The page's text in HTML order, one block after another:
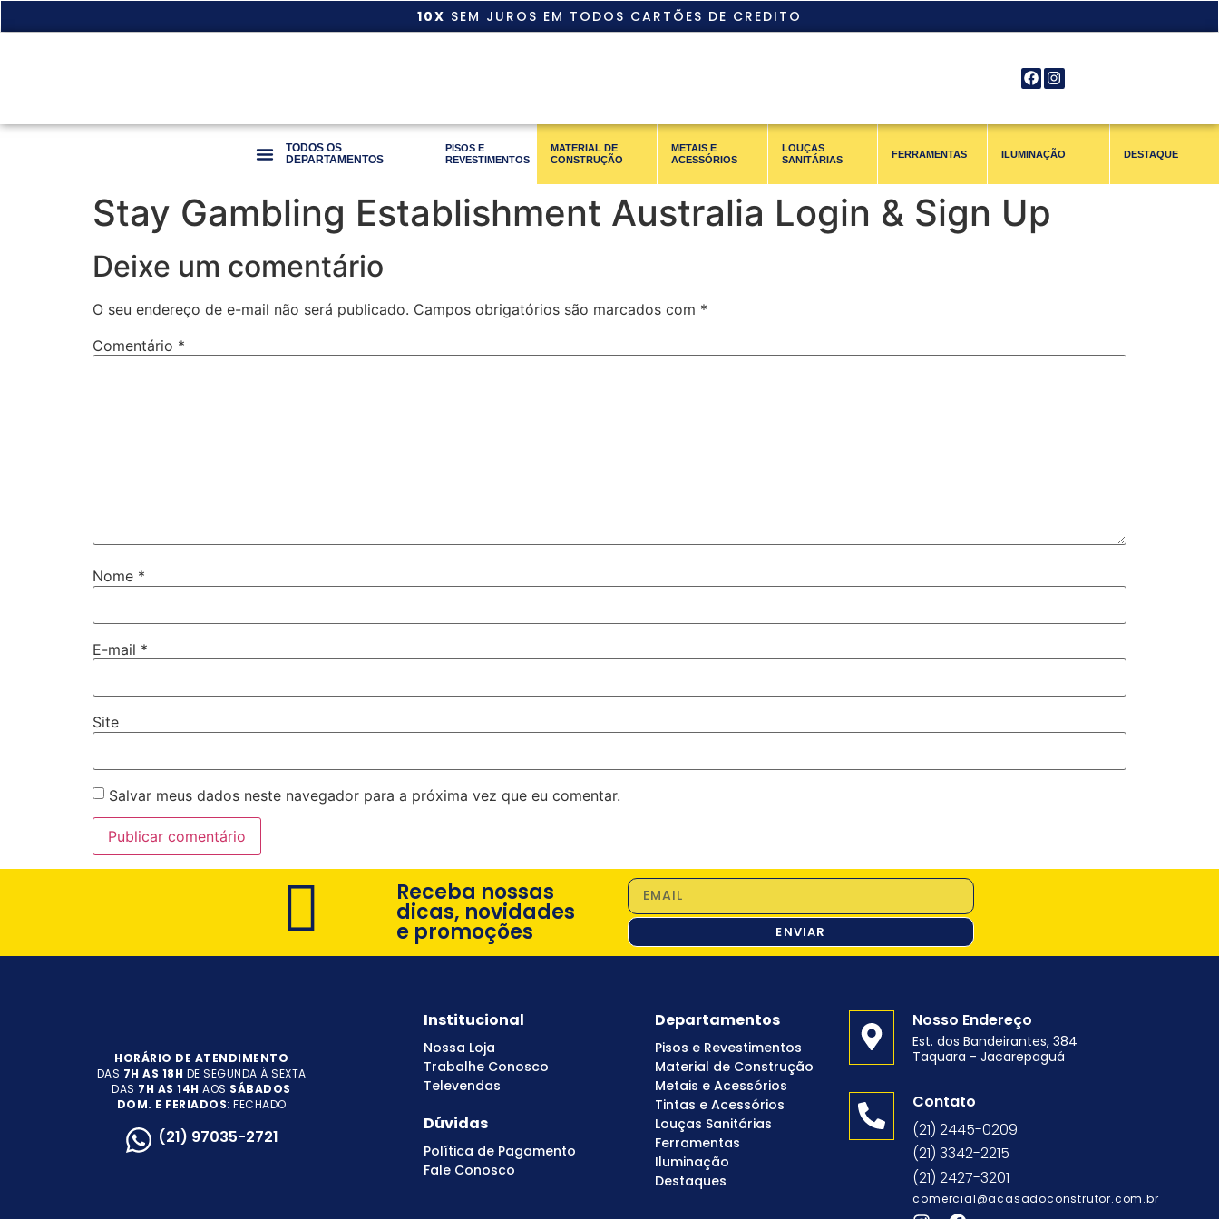
10X SEM JUROS EM TODOS CARTÕES DE CREDITO
TODOS OS
DEPARTAMENTOS
PISOS E
REVESTIMENTOS
MATERIAL DE
CONSTRUÇÃO
METAIS E
ACESSÓRIOS
LOUÇAS
SANITÁRIAS
FERRAMENTAS ILUMINAÇÃO DESTAQUE
Stay Gambling Establishment Australia Login & Sign Up
Deixe um comentário
O seu endereço de e-mail não será publicado. Campos obrigatórios são marcados com *
Comentário *
Nome *
E-mail *
Site
Salvar meus dados neste navegador para a próxima vez que eu comentar.
Receba nossas
dicas, novidades
e promoções ENVIAR
HORÁRIO DE ATENDIMENTO
DAS 7H AS 18H DE SEGUNDA À SEXTA
DAS 7H AS 14H AOS SÁBADOS
DOM. E FERIADOS: FECHADO
(21) 97035-2721
Institucional
Nossa Loja
Trabalhe Conosco
Televendas
Dúvidas
Política de Pagamento
Fale Conosco
Departamentos
Pisos e Revestimentos
Material de Construção
Metais e Acessórios
Tintas e Acessórios
Louças Sanitárias
Ferramentas
Iluminação
Destaques
Nosso Endereço
Est. dos Bandeirantes, 384
Taquara - Jacarepaguá
Contato
(21) 2445-0209
(21) 3342-2215
(21) 2427-3201
comercial@acasadoconstrutor.com.br